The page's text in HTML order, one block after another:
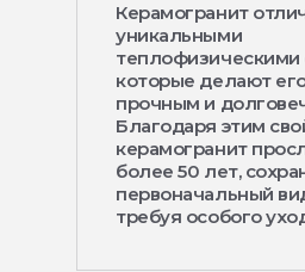
Керамогранит
уникальными
теплофизическими
которые делают
прочным и
Благодаря этим
керамогранит
более 50 лет,
первоначальный
требуя особого